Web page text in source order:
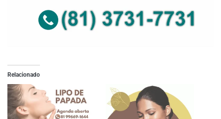
Relacionado